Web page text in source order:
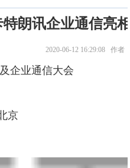
特朗讯企业通信亮
2020-06-12 16:29:08 作者
企业通信大会
京